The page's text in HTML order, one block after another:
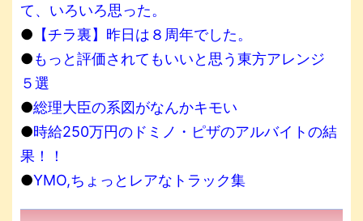
て、いろいろ思った。
● 【チラ裏】昨日は８周年でした。
●もっと評価されてもいいと思う東方アレンジ
５選
●総理大臣の系図がなんかキモい
●時給250万円のドミノ・ピザのアルバイトの結
果！！
●YMO,ちょっとレアなトラック集